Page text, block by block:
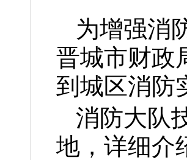
为增强消
晋城市财政
到城区消防
消防大队
地，详细介